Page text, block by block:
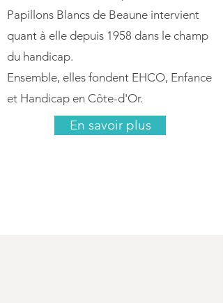
Papillons Blancs de Beaune intervient
quant à elle depuis 1958 dans le champ
du handicap.
Ensemble, elles fondent EHCO, Enfance
et Handicap en Côte-d'Or.
En savoir plus